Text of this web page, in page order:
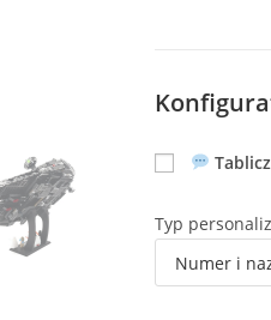
Typ